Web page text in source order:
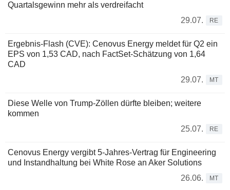
Quartalsgewinn mehr als verdreifacht
29.07.
RE
Ergebnis-Flash (CVE): Cenovus Energy meldet für Q2 ein
EPS von 1,53 CAD, nach FactSet-Schätzung von 1,64
CAD
29.07.
MT
Diese Welle von Trump-Zöllen dürfte bleiben; weitere
kommen
25.07.
RE
Cenovus Energy vergibt 5-Jahres-Vertrag für Engineering
und Instandhaltung bei White Rose an Aker Solutions
26.06.
MT